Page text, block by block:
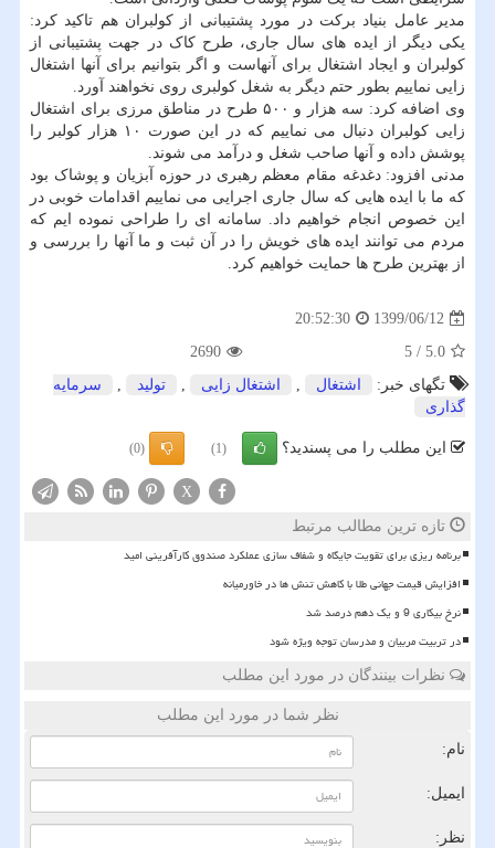
مدیر عامل بنیاد برکت در مورد پشتیبانی از کولبران هم تاکید کرد:
یکی دیگر از ایده های سال جاری، طرح کاک در جهت پشتیبانی از
کولبران و ایجاد اشتغال برای آنهاست و اگر بتوانیم برای آنها اشتغال
زایی نماییم بطور حتم دیگر به شغل کولبری روی نخواهند آورد.
وی اضافه کرد: سه هزار و ۵۰۰ طرح در مناطق مرزی برای اشتغال
زایی کولبران دنبال می نماییم که در این صورت ۱۰ هزار کولبر را
پوشش داده و آنها صاحب شغل و درآمد می شوند.
مدنی افزود: دغدغه مقام معظم رهبری در حوزه آبزیان و پوشاک بود
که ما با ایده هایی که سال جاری اجرایی می نماییم اقدامات خوبی در
این خصوص انجام خواهیم داد. سامانه ای را طراحی نموده ایم که
مردم می توانند ایده های خویش را در آن ثبت و ما آنها را بررسی و
از بهترین طرح ها حمایت خواهیم کرد.
1399/06/12
20:52:30
5.0
/
5
2690
تگهای خبر:
اشتغال , اشتغال زایی , تولید ,
سرمایه
گذاری
این مطلب را می پسندید؟ (1)
(0)
X
تازه ترین مطالب مرتبط
برنامه ریزی برای تقویت جایگاه و شفاف سازی عملکرد صندوق کارآفرینی امید
افزایش قیمت جهانی طلا با کاهش تنش ها در خاورمیانه
نرخ بیکاری 9 و یک دهم درصد شد
در تربیت مربیان و مدرسان توجه ویژه شود
نظرات بینندگان در مورد این مطلب
نظر شما در مورد این مطلب
نام:
ایمیل:
نظر: